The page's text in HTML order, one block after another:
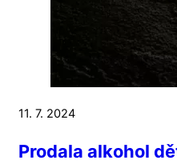
11. 7. 2024
Prodala alkohol